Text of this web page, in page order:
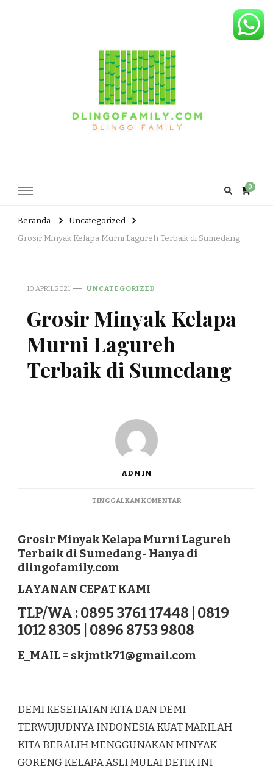
0
Beranda
Uncategorized
Grosir Minyak Kelapa Murni Lagureh Terbaik di Sumedang
10 APRIL 2021 UNCATEGORIZED
Grosir Minyak Kelapa
Murni Lagureh
Terbaik di Sumedang
ADMIN
TINGGALKAN KOMENTARPADA
KELAPA
MURNI
LAGUREH
Grosir Minyak Kelapa Murni Lagureh
Terbaik di Sumedang- Hanya di
dlingofamily.com
LAYANAN CEPAT KAMI
TLP/WA : 0895 3761 17448 | 0819
1012 8305 | 0896 8753 9808
E_MAIL = skjmtk71@gmail.com
DEMI KESEHATAN KITA DAN DEMI
TERWUJUDNYA INDONESIA KUAT MARILAH
KITA BERALIH MENGGUNAKAN MINYAK
GORENG KELAPA ASLI MULAI DETIK INI